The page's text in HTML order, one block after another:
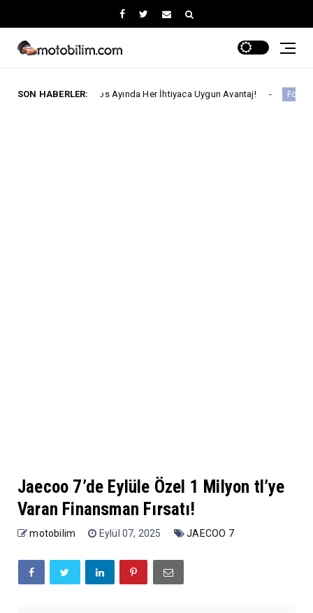
SON HABERLER:
Ayında Her İhtiyaca Uygun Avantaj! Ford Trucks Ford
Jaecoo 7’de Eylüle Özel 1 Milyon tl’ye
Varan Finansman Fırsatı!
motobilim Eylül 07, 2025 JAECOO 7